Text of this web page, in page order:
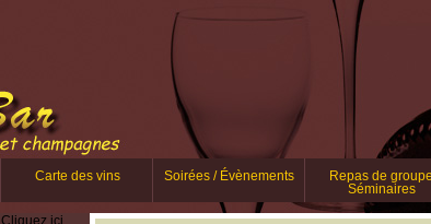
Carte des vins Soirées / Évènements
Repas de groupe
Séminaires
ici